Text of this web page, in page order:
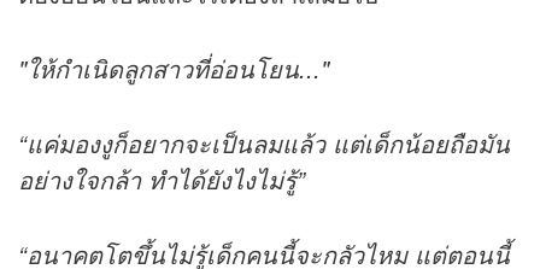
"ให้กำเนิดลูกสาวที่อ่อนโยน..."
“แค่มองงูก็อยากจะเป็นลมแล้ว แต่เด็กน้อยถือมัน
อย่างใจกล้า ทำได้ยังไงไม่รู้”
“อนาคตโตขึ้นไม่รู้เด็กคนนี้จะกลัวไหม แต่ตอนนี้